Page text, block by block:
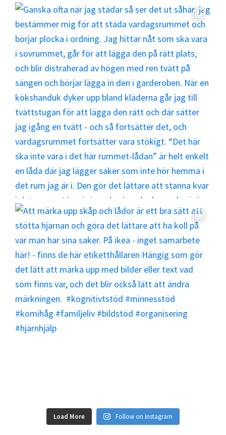
Load More Follow on Instagram